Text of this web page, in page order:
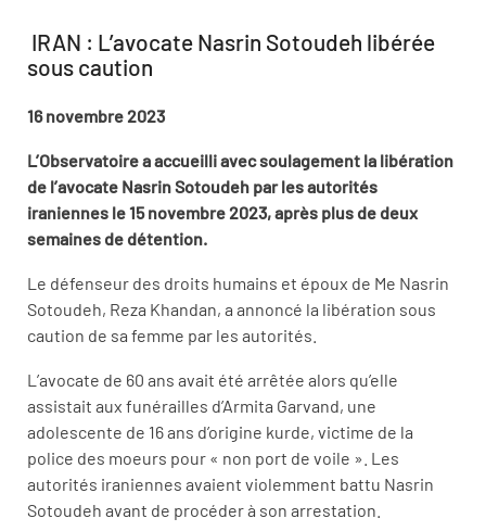
IRAN : L’avocate Nasrin Sotoudeh libérée
sous caution
16 novembre 2023
L’Observatoire a accueilli avec soulagement la libération
de l’avocate Nasrin Sotoudeh par les autorités
iraniennes le 15 novembre 2023, après plus de deux
semaines de détention.
Le défenseur des droits humains et époux de Me Nasrin
Sotoudeh, Reza Khandan, a annoncé la libération sous
caution de sa femme par les autorités.
L’avocate de 60 ans avait été arrêtée alors qu’elle
assistait aux funérailles d’Armita Garvand, une
adolescente de 16 ans d’origine kurde, victime de la
police des moeurs pour « non port de voile ». Les
autorités iraniennes avaient violemment battu Nasrin
Sotoudeh avant de procéder à son arrestation.